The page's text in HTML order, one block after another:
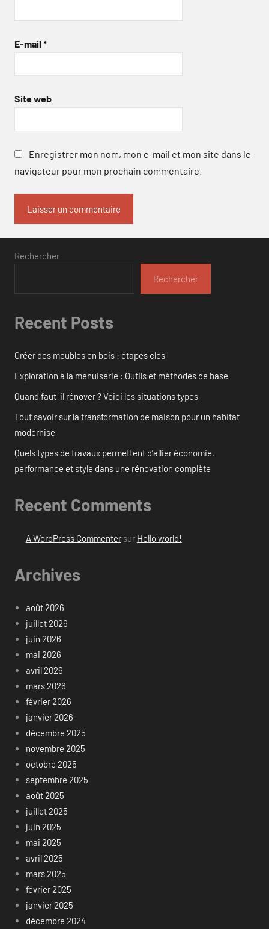
E-mail *
Site web
Enregistrer mon nom, mon e-mail et mon site dans le
navigateur pour mon prochain commentaire.
Rechercher
Rechercher
Recent Posts
Créer des meubles en bois : étapes clés
Exploration à la menuiserie : Outils et méthodes de base
Quand faut-il rénover ? Voici les situations types
Tout savoir sur la transformation de maison pour un habitat
modernisé
Quels types de travaux permettent d’allier économie,
performance et style dans une rénovation complète
Recent Comments
A WordPress Commentersur Hello world!
Archives
août 2026
juillet 2026
juin 2026
mai 2026
avril 2026
mars 2026
février 2026
janvier 2026
décembre 2025
novembre 2025
octobre 2025
septembre 2025
août 2025
juillet 2025
juin 2025
mai 2025
avril 2025
mars 2025
février 2025
janvier 2025
décembre 2024